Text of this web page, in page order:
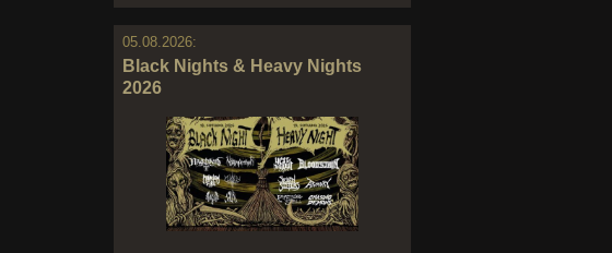
05.08.2026:
Black Nights & Heavy Nights
2026